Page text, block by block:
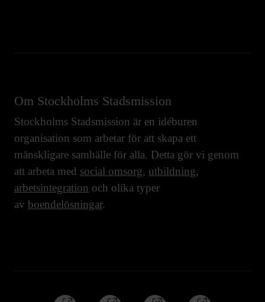
Om Stockholms Stadsmission
Stockholms Stadsmission är en idéburen
organisation som arbetar för att skapa ett
mänskligare samhälle för alla. Detta gör vi genom
att arbeta med social omsorg, utbildning,
arbetsintegration och olika typer
av boendelösningar.